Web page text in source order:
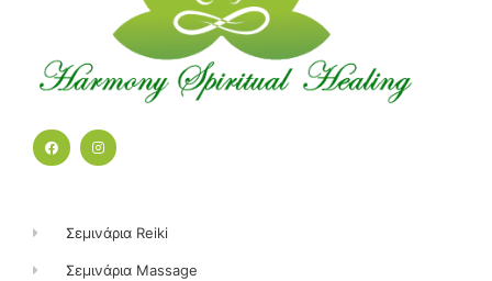
F
a
I
n
m
Σεμινάρια Reiki
Σεμινάρια Massage